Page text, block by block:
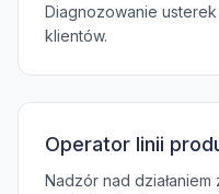
Diagnozowanie
klientów.
Operator linii
Nadzór nad